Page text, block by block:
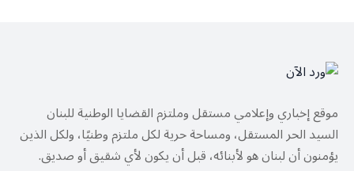
موقع إخباري وإعلامي مستقل وملتزم القضايا الوطنية للبنان
السيد الحر المستقل، ومساحة حرية لكل ملتزم وطنيًا، ولكل الذين
يؤمنون أن لبنان هو لأبنائه، قبل أن يكون لأي شقيق أو صديق.